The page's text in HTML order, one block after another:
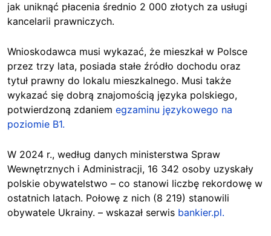
jak uniknąć płacenia średnio 2 000 złotych za usługi
kancelarii prawniczych.
Wnioskodawca musi wykazać, że mieszkał w Polsce
przez trzy lata, posiada stałe źródło dochodu oraz
tytuł prawny do lokalu mieszkalnego. Musi także
wykazać się dobrą znajomością języka polskiego,
potwierdzoną zdaniem egzaminu językowego na
poziomie B1.
W 2024 r., według danych ministerstwa Spraw
Wewnętrznych i Administracji, 16 342 osoby uzyskały
polskie obywatelstwo – co stanowi liczbę rekordowę w
ostatnich latach. Połowę z nich (8 219) stanowili
obywatele Ukrainy. – wskazał serwis bankier.pl.